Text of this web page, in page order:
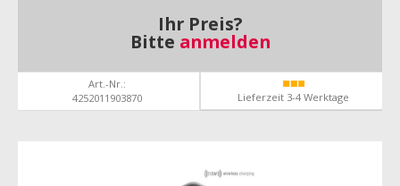
Ihr Preis?
Bitte anmelden
Art.-Nr.:
4252011903870
Lieferzeit 3-4 Werktage